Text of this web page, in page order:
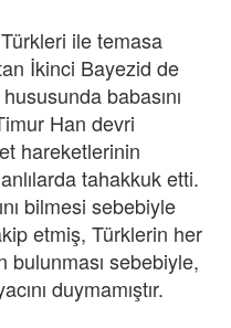
ile temasa
İkinci Bayezid de
babasını
Han devri
hareketlerinin
tahakkuk etti.
bilmesi sebebiyle
etmiş, Türklerin her
bulunması sebebiyle,
duymamıştır.